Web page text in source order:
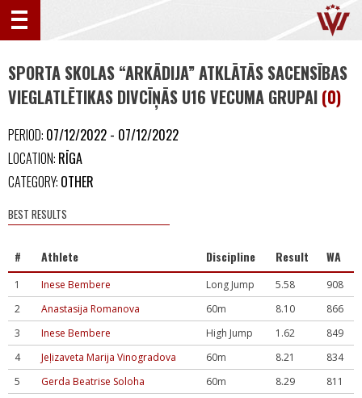
SPORTA SKOLAS “ARKĀDIJA” ATKLĀTĀS SACENSĪBAS
VIEGLATLĒTIKAS DIVCĪŅĀS U16 VECUMA GRUPAI (0)
PERIOD: 07/12/2022 - 07/12/2022
LOCATION: RĪGA
CATEGORY: OTHER
BEST RESULTS
# Athlete Discipline Result WA
1 Inese Bembere Long Jump 5.58
908
2
Anastasija Romanova 60m 8.10
866
3
Inese Bembere High Jump 1.62
849
4
Jeļizaveta Marija Vinogradova 60m 8.21
834
5
Gerda Beatrise Soloha 60m 8.29
811